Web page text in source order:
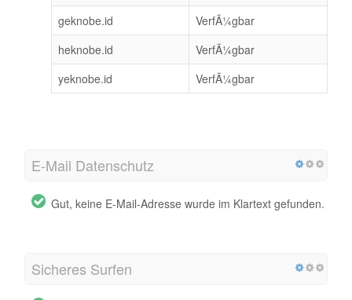
geknobe.id
VerfÃ¼gbar
heknobe.id
VerfÃ¼gbar
yeknobe.id
VerfÃ¼gbar
E-Mail Datenschutz
Gut, keine E-Mail-Adresse wurde im Klartext gefunden.
Sicheres Surfen